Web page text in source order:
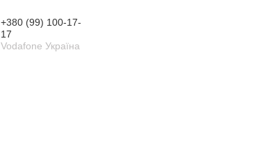
+380 (99) 100-17-
17
Vodafone Україна